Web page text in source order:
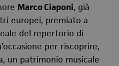
Marco Ciaponi, già
europei, premiato a
del repertorio di
per riscoprire,
un patrimonio musicale